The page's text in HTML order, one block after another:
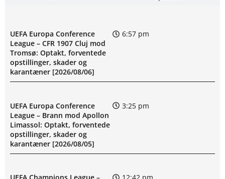
UEFA Europa Conference
League – CFR 1907 Cluj mod
Tromsø: Optakt, forventede
opstillinger, skader og
karantæner [2026/08/06]
6:57 pm
UEFA Europa Conference
League – Brann mod Apollon
Limassol: Optakt, forventede
opstillinger, skader og
karantæner [2026/08/05]
3:25 pm